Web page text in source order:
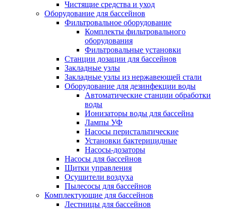
Чистящие средства и уход
Оборудование для бассейнов
Фильтровальное оборудование
Комплекты фильтровального
оборудования
Фильтровальные установки
Станции дозации для бассейнов
Закладные узлы
Закладные узлы из нержавеющей стали
Оборудование для дезинфекции воды
Автоматические станции обработки
воды
Ионизаторы воды для бассейна
Лампы УФ
Насосы перистальтические
Установки бактерицидные
Насосы-дозаторы
Насосы для бассейнов
Щитки управления
Осушители воздуха
Пылесосы для бассейнов
Комплектующие для бассейнов
Лестницы для бассейнов